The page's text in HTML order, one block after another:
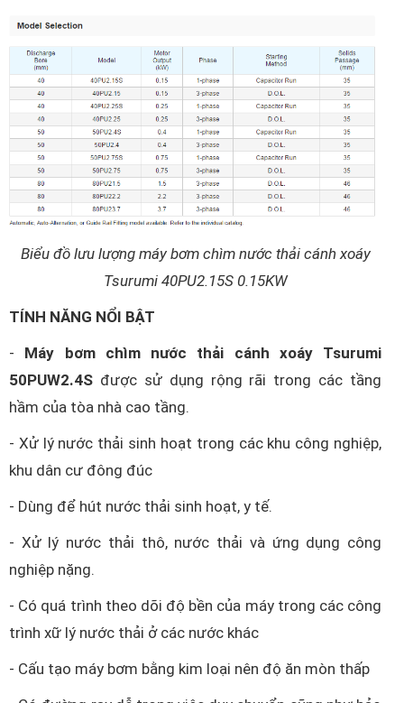
Biểu đồ lưu lượng máy bơm chìm nước thải cánh xoáy
Tsurumi 40PU2.15S 0.15KW
TÍNH NĂNG NỔI BẬT
- Máy bơm chìm nước thải cánh xoáy Tsurumi
50PUW2.4S được sử dụng rộng rãi trong các tầng
hầm của tòa nhà cao tầng.
- Xử lý nước thải sinh hoạt trong các khu công nghiệp,
khu dân cư đông đúc
- Dùng để hút nước thải sinh hoạt, y tế.
- Xử lý nước thải thô, nước thải và ứng dụng công
nghiệp nặng.
- Có quá trình theo dõi độ bền của máy trong các công
trình xữ lý nước thải ở các nước khác
- Cấu tạo máy bơm bằng kim loại nên độ ăn mòn thấp